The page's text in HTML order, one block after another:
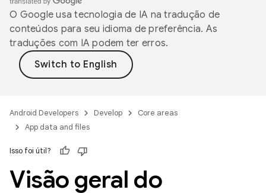
O Google usa tecnologia de IA na tradução de
conteúdos para seu idioma de preferência. As
traduções com IA podem ter erros.
Android Developers Develop
Core areas
App data and files
Isso foi útil?
Visão geral do